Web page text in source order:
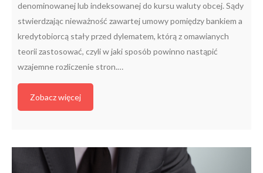
denominowanej lub indeksowanej do kursu waluty obcej. Sądy
stwierdzając nieważność zawartej umowy pomiędzy bankiem a
kredytobiorcą stały przed dylematem, którą z omawianych
teorii zastosować, czyli w jaki sposób powinno nastąpić
wzajemne rozliczenie stron.…
Zobacz więcej